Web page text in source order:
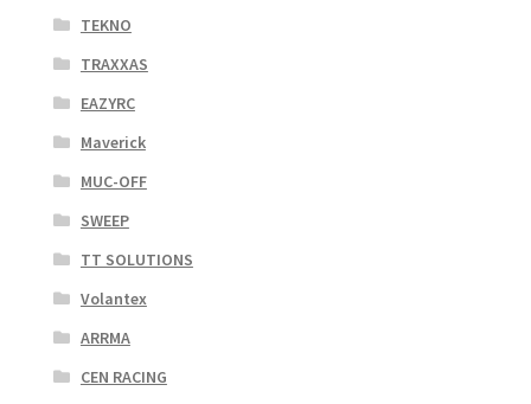
TEKNO
TRAXXAS
EAZYRC
Maverick
MUC-OFF
SWEEP
TT SOLUTIONS
Volantex
ARRMA
CEN RACING